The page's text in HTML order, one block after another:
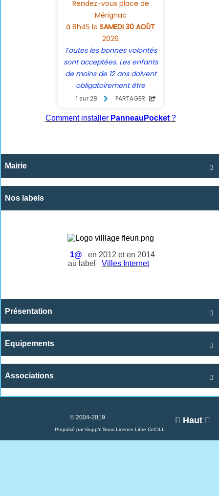
Comment installer PanneauPocket?

Mairie
Nos labels
1@
en 2012 et en 2014
au label
Villes Internet

Présentation

Equipements

Associations
 Haut 
© 2004-2019
Propulsé par GuppY Sous Licence Libre CeCILL